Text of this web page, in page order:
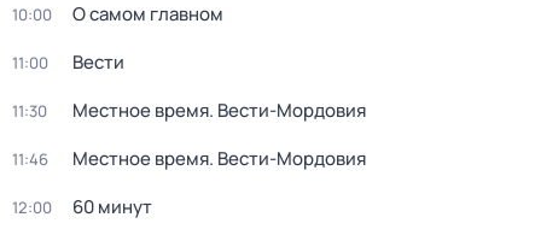
10:00 О самом главном
11:00 Вести
11:30 Местное время. Вести-Мордовия
11:46 Местное время. Вести-Мордовия
12:00 60 минут